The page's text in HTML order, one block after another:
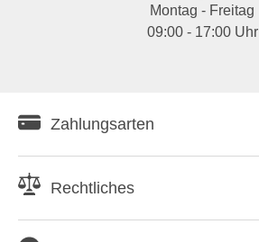
Montag - Freitag
09:00 - 17:00 Uhr
Zahlungsarten
Rechtliches